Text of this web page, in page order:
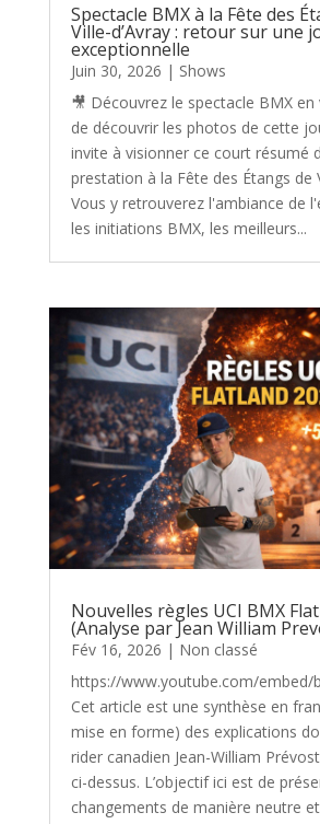
Spectacle BMX à la Fête des
Ville-d’Avray : retour sur une
exceptionnelle
Juin 30, 2026 | Shows
🎥 Découvrez le spectacle BMX
de découvrir les photos de cette
invite à visionner ce court résumé
prestation à la Fête des Étangs de
Vous y retrouverez l'ambiance de
les initiations BMX, les meilleurs...
Nouvelles règles UCI BMX
(Analyse par Jean William
Fév 16, 2026 | Non classé
https://www.youtube.com/embed/
Cet article est une synthèse en
mise en forme) des explications
rider canadien Jean-William
ci-dessus. L’objectif ici est de
changements de manière neutre